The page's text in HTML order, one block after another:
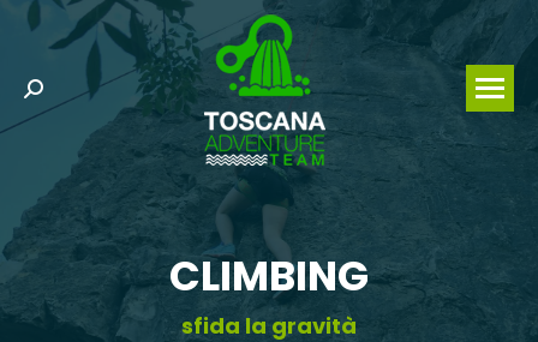
Search:
CLIMBING
sfida la gravità